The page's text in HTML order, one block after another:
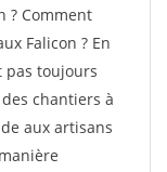
? Comment
Falicon ? En
toujours
chantiers à
aux artisans